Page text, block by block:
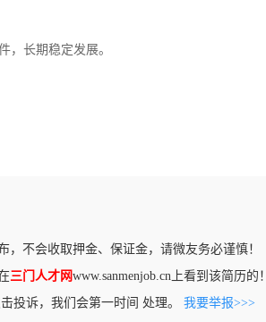
，长期稳定发展。
，不会收取押金、保证金，请微友务必谨慎！
三门人才网www.sanmenjob.cn上看到该简历的！
投诉，我们会第一时间 处理。 我要举报>>>